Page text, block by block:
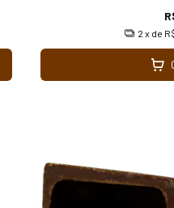
2 x de